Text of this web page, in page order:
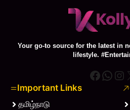
Your go-to source for the latest in
lifestyle.
Important Links
தமிழ்நாடு